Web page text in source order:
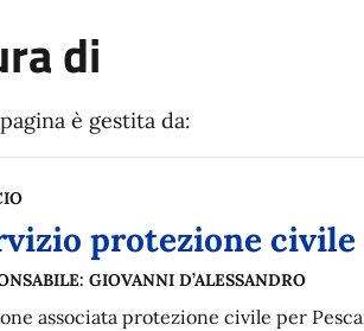
di
è gestita da:
protezione civile
GIOVANNI D’ALESSANDRO
associata protezione civile per